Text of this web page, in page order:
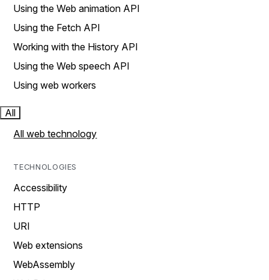
Using the Web animation API
Using the Fetch API
Working with the History API
Using the Web speech API
Using web workers
All
All web technology
TECHNOLOGIES
Accessibility
HTTP
URI
Web extensions
WebAssembly